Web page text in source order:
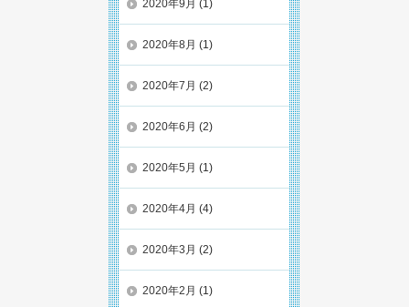
2020年9月 (1)
2020年8月 (1)
2020年7月 (2)
2020年6月 (2)
2020年5月 (1)
2020年4月 (4)
2020年3月 (2)
2020年2月 (1)